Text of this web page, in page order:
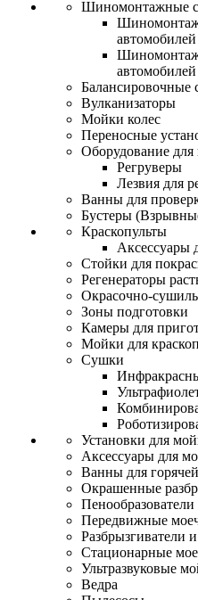
Шиномонтажные
автомобилей
автомобилей
Балансировочные
Вулканизаторы
Мойки колес
Переносные
Оборудование для
Регруверы
Лезвия для
Ванны для
Бустеры
Краскопульты
Аксессуары
Стойки для
Регенераторы
Окрасочно-
Зоны подготовки
Камеры для
Мойки для
Сушки
Установки для
Аксессуары для
Ванны для
Окрашенные
Передвижные
Разбрызгиватели
Стационарные
Ультразвуковые
Ведра